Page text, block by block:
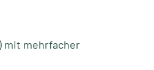
mit mehrfacher